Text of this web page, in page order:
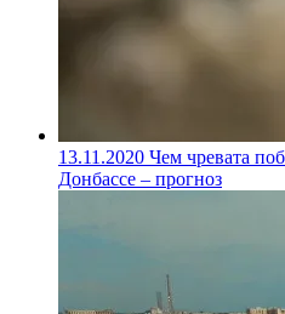
13.11.2020 Чем чревата
Донбассе – прогноз